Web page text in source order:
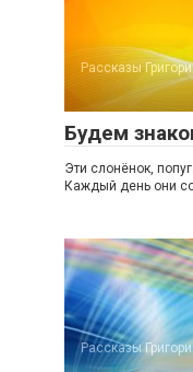
Рассказы
Будем
Эти слонёнок,
Каждый день они
Рассказы